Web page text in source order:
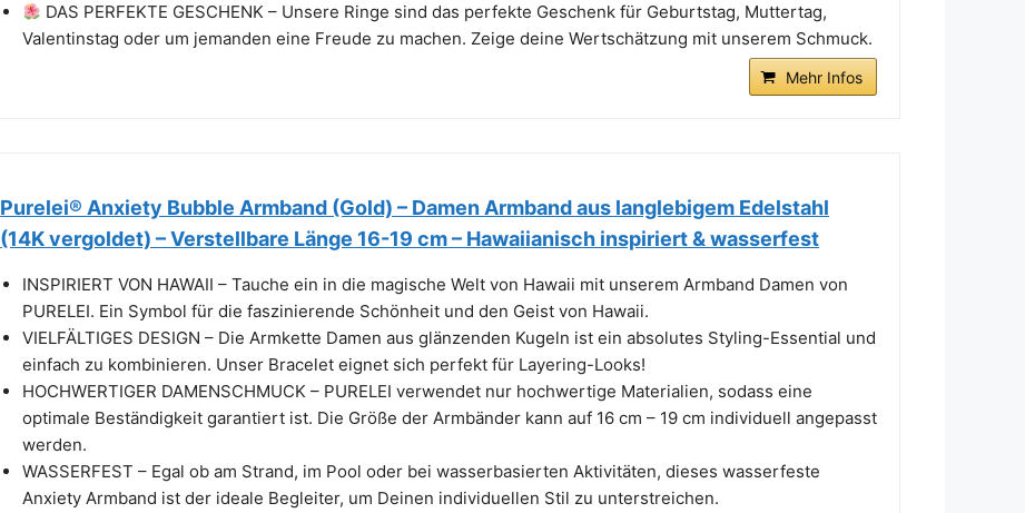
DAS PERFEKTE GESCHENK – Unsere Ringe sind das perfekte Geschenk für Geburtstag, Muttertag,
Valentinstag oder um jemanden eine Freude zu machen. Zeige deine Wertschätzung mit unserem Schmuck.
Mehr Infos
Purelei® Anxiety Bubble Armband (Gold) – Damen Armband aus langlebigem Edelstahl
(14K vergoldet) – Verstellbare Länge 16-19 cm – Hawaiianisch inspiriert & wasserfest
INSPIRIERT VON HAWAII – Tauche ein in die magische Welt von Hawaii mit unserem Armband Damen von
PURELEI. Ein Symbol für die faszinierende Schönheit und den Geist von Hawaii.
VIELFÄLTIGES DESIGN – Die Armkette Damen aus glänzenden Kugeln ist ein absolutes Styling-Essential und
einfach zu kombinieren. Unser Bracelet eignet sich perfekt für Layering-Looks!
HOCHWERTIGER DAMENSCHMUCK – PURELEI verwendet nur hochwertige Materialien, sodass eine
optimale Beständigkeit garantiert ist. Die Größe der Armbänder kann auf 16 cm – 19 cm individuell angepasst
werden.
WASSERFEST – Egal ob am Strand, im Pool oder bei wasserbasierten Aktivitäten, dieses wasserfeste
Anxiety Armband ist der ideale Begleiter, um Deinen individuellen Stil zu unterstreichen.